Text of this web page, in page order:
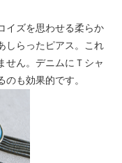
イズを思わせる柔らか
しらったピアス。これ
せん。デニムにＴシャ
も効果的です。